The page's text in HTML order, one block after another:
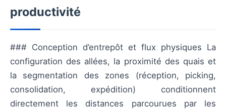
productivité
### Conception d’entrepôt et flux physiques La
configuration des allées, la proximité des quais et
la segmentation des zones (réception, picking,
consolidation, expédition) conditionnent
directement les distances parcourues par les